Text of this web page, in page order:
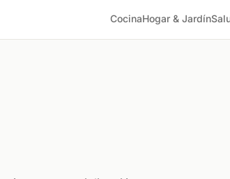
CocinaHogar & Jardín